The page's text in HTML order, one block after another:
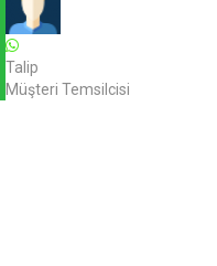
Talip
Müşteri Temsilcisi